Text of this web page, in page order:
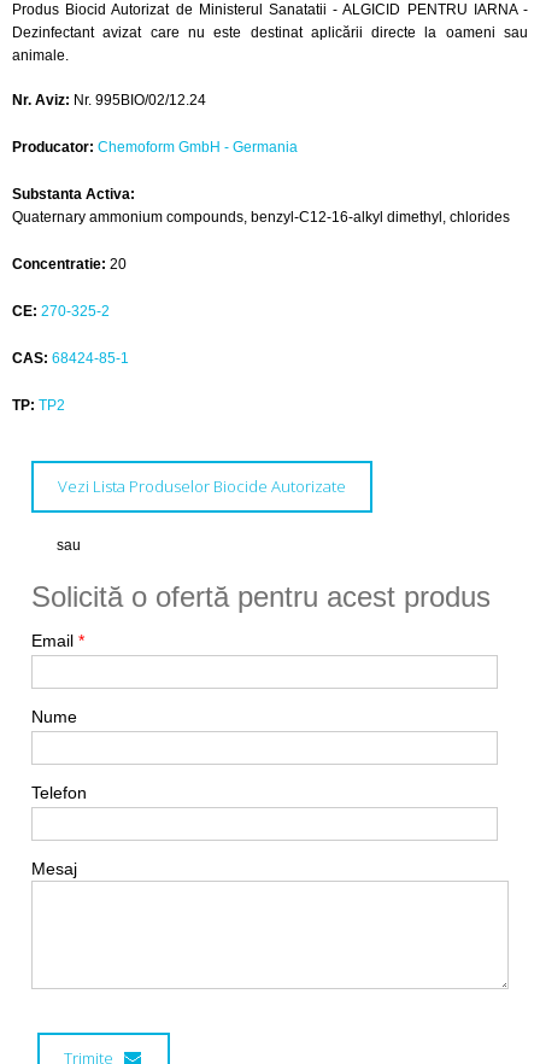
Produs Biocid Autorizat de Ministerul Sanatatii - ALGICID PENTRU IARNA -
Dezinfectant avizat care nu este destinat aplicării directe la oameni sau
animale.
Nr. Aviz: Nr. 995BIO/02/12.24
Producator: Chemoform GmbH - Germania
Substanta Activa:
Quaternary ammonium compounds, benzyl-C12-16-alkyl dimethyl, chlorides
Concentratie: 20
CE: 270-325-2
CAS: 68424-85-1
TP: TP2
Vezi Lista Produselor Biocide Autorizate
sau
Solicită o ofertă pentru acest produs
Email *
Nume
Telefon
Mesaj